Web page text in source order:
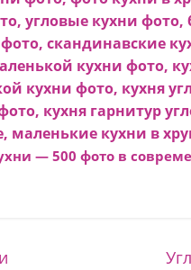
— 500 фото в